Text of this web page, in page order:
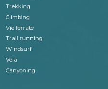
Trekking
Climbing
Vie ferrate
Trail running
Windsurf
Vela
Canyoning